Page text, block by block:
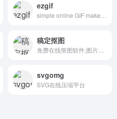
ezgif
稿定抠图
svgomg
SVG在线压缩平台